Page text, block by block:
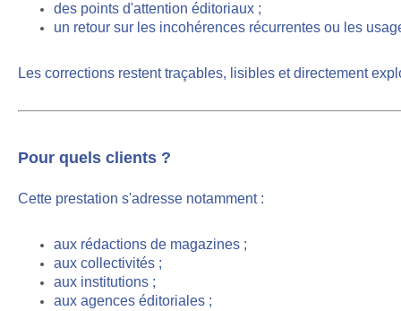
des points d'attention éditoriaux ;
un retour sur les incohérences récurrentes ou les
Les corrections restent traçables, lisibles etdirectement
Pour quels clients ?
Cette prestation s'adresse notamment:
aux rédactions de magazines ;
aux collectivités ;
aux institutions ;
aux agences éditoriales ;